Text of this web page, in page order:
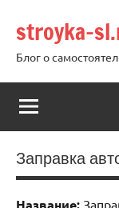
содержимому
stroyka-
Блог о
Заправка
Название: